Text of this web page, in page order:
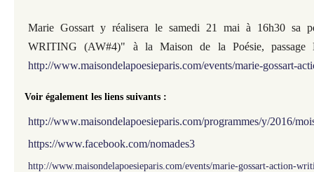
Marie Gossart y réalisera le samedi 21 mai à 16h30 sa
WRITING (AW#4)" à la Maison de la Poésie, passage
http://www.maisondelapoesieparis.com/events/marie-gossart-
Voir également les liens suivants :
http://www.maisondelapoesieparis.com/programmes/y/2016/
https://www.facebook.com/nomades3
http://www.maisondelapoesieparis.com/events/marie-gossart-action-